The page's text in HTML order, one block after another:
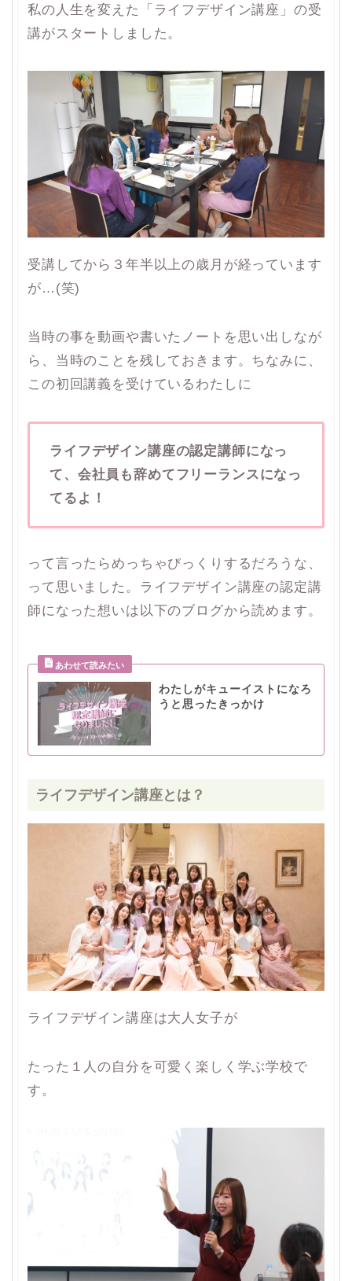
私の人生を変えた「ライフデザイン講座」の受
講がスタートしました。
受講してから３年半以上の歳月が経っています
が…(笑)
当時の事を動画や書いたノートを思い出しなが
ら、当時のことを残しておきます。ちなみに、
この初回講義を受けているわたしに
ライフデザイン講座の認定講師になっ
て、会社員も辞めてフリーランスになっ
てるよ！
って言ったらめっちゃびっくりするだろうな、
って思いました。ライフデザイン講座の認定講
師になった想いは以下のブログから読めます。
わたしがキューイストになろ
うと思ったきっかけ
ライフデザイン講座とは？
ライフデザイン講座は大人女子が
たった１人の自分を可愛く楽しく学ぶ学校で
す。